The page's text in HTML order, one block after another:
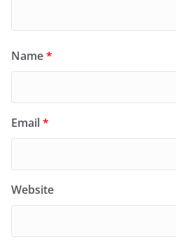
Name*
Email*
Website